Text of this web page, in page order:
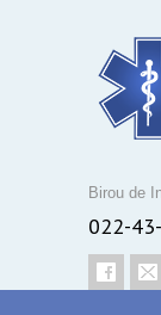
Birou de
022-